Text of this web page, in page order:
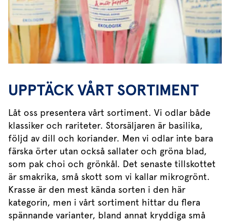
UPPTÄCK VÅRT SORTIMENT
Låt oss presentera vårt sortiment. Vi odlar både
klassiker och rariteter. Storsäljaren är basilika,
följd av dill och koriander. Men vi odlar inte bara
färska örter utan också sallater och gröna blad,
som pak choi och grönkål. Det senaste tillskottet
är smakrika, små skott som vi kallar mikrogrönt.
Krasse är den mest kända sorten i den här
kategorin, men i vårt sortiment hittar du flera
spännande varianter, bland annat kryddiga små